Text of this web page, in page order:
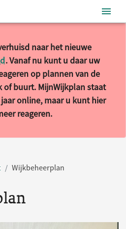
naar het nieuwe
. Vanaf nu kunt u daar uw
op plannen van de
of buurt. MijnWijkplan staat
online, maar u kunt hier
reageren.
Wijkbeheerplan